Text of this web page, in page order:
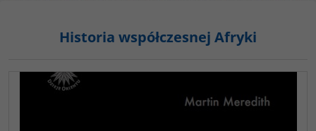
Historia współczesnej Afryki